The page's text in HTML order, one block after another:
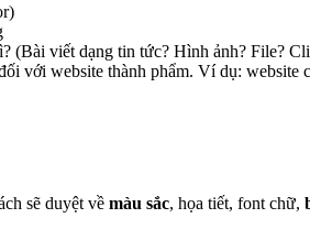
(Bài viết dạng tin tức? Hình ảnh? File?
với website thành phẩm. Ví dụ: website
sẽ duyệt về màu sắc, họa tiết, font chữ,